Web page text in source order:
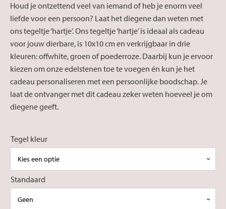
tot
€18,40
Houd je ontzettend veel van iemand of heb je enorm veel
liefde voor een persoon? Laat het diegene dan weten met
ons tegeltje ‘hartje’. Ons tegeltje ‘hartje’ is ideaal als cadeau
voor jouw dierbare, is 10x10 cm en verkrijgbaar in drie
kleuren: offwhite, groen of poederroze. Daarbij kun je ervoor
kiezen om onze edelstenen toe te voegen én kun je het
cadeau personaliseren met een persoonlijke boodschap. Je
laat de ontvanger met dit cadeau zeker weten hoeveel je om
diegene geeft.
Tegel kleur
Standaard